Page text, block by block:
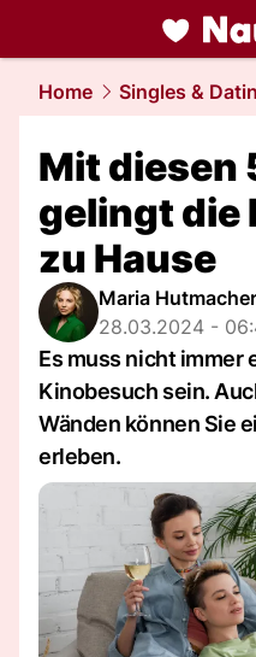
liebe.NAU.ch
Home Singles &
Mit diesen
gelingt die
zu Hause
Maria Hutmacher
28.03.2024 -
Es muss nicht immer
Kinobesuch sein.
Wänden können Sie
erleben.